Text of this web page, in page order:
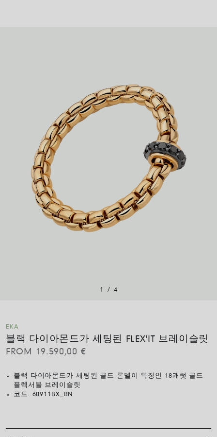
1 / 4
EKA
블랙 다이아몬드가 세팅된 FLEX'IT 브레이슬릿
FROM
19.590,00 €
블랙 다이아몬드가 세팅된 골드 론델이 특징인 18캐럿 골드
플렉서블 브레이슬릿
코드: 60911BX_BN